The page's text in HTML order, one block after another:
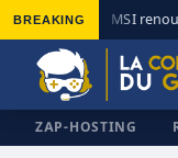
BREAKING MSI
ZAP-HOSTING